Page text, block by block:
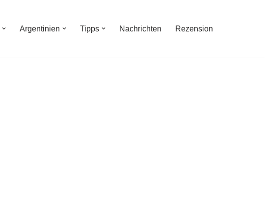
Argentinien Tipps Nachrichten Rezension